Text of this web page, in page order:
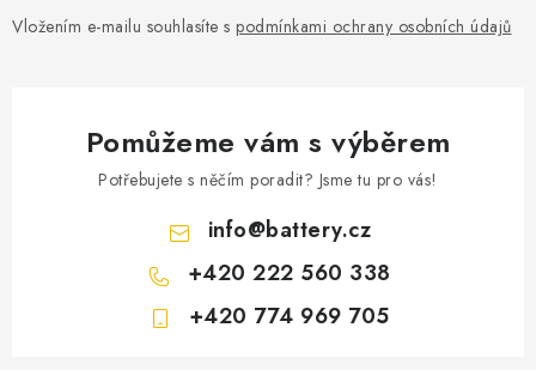
Vložením e-mailu souhlasíte s podmínkami ochrany osobních údajů
Pomůžeme vám s výběrem
Potřebujete s něčím poradit? Jsme tu pro vás!
info@battery.cz
+420 222 560 338
+420 774 969 705